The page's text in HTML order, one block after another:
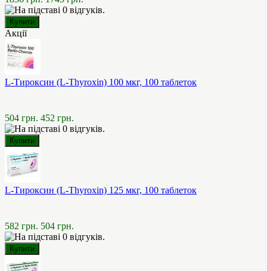
Акції
L-Тироксин (L-Thyroxin) 100 мкг, 100 таблеток
504 грн. 452 грн.
L-Тироксин (L-Thyroxin) 125 мкг, 100 таблеток
582 грн. 504 грн.